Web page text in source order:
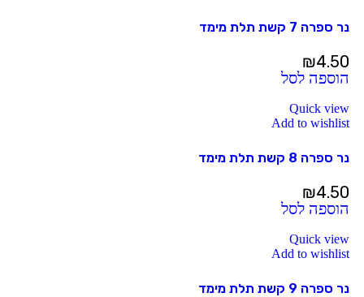
נר ספרה 7 קשת תלת מימד
₪4.50
הוספה לסל
Quick view
Add to wishlist
נר ספרה 8 קשת תלת מימד
₪4.50
הוספה לסל
Quick view
Add to wishlist
נר ספרה 9 קשת תלת מימד